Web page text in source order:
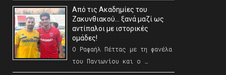
Από τις Ακαδημίες του
Ζακυνθιακού… ξανά μαζί ως
αντίπαλοι με ιστορικές
ομάδες!
Ο Ραφαήλ Πέττας με τη φανέλα
του Πανιωνίου και ο …